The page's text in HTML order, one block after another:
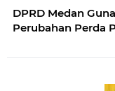
DPRD Medan
Perubahan Perda